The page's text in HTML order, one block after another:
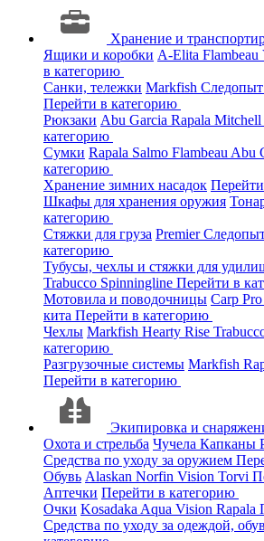
Хранение и
Ящики и коробки A-Elita Flambeau
в категорию
Санки, тележки Markfish Следопыт
Перейти в категорию
Рюкзаки Abu Garcia Rapala Mitchell
категорию
Сумки Rapala Salmo Flambeau Abu
категорию
Хранение зимних насадок
Шкафы для хранения оружия
категорию
Стяжки для груза Premier
категорию
Тубусы, чехлы и стяжки для
Trabucco Spinningline Перейти в
Мотовила и поводочницы Carp Pro
кита Перейти в категорию
Чехлы Markfish Hearty Rise
категорию
Разгрузочные системы Markfish
Перейти в категорию
Экипировка и
Охота и стрельба Чучела Капканы
Средства по уходу за оружием
Обувь Alaskan Norfin Vision Torvi
Аптечки Перейти в категорию
Очки Kosadaka Aqua Vision Rapala
Средства по уходу за одеждой,